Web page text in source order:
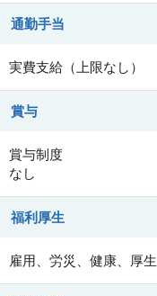
通勤手当
実費支給（上限なし）
賞与
賞与制度
なし
福利厚生
雇用、労災、健康、厚生